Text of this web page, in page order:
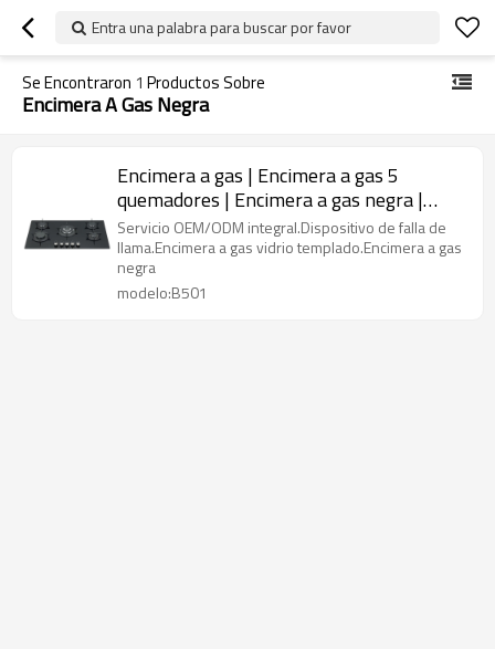
Entra una palabra para buscar por favor
Se Encontraron 1 Productos Sobre
Encimera A Gas Negra
Encimera a gas | Encimera a gas 5
quemadores | Encimera a gas negra |
B501
Servicio OEM/ODM integral.Dispositivo de falla de
llama.Encimera a gas vidrio templado.Encimera a gas
negra
modelo:B501